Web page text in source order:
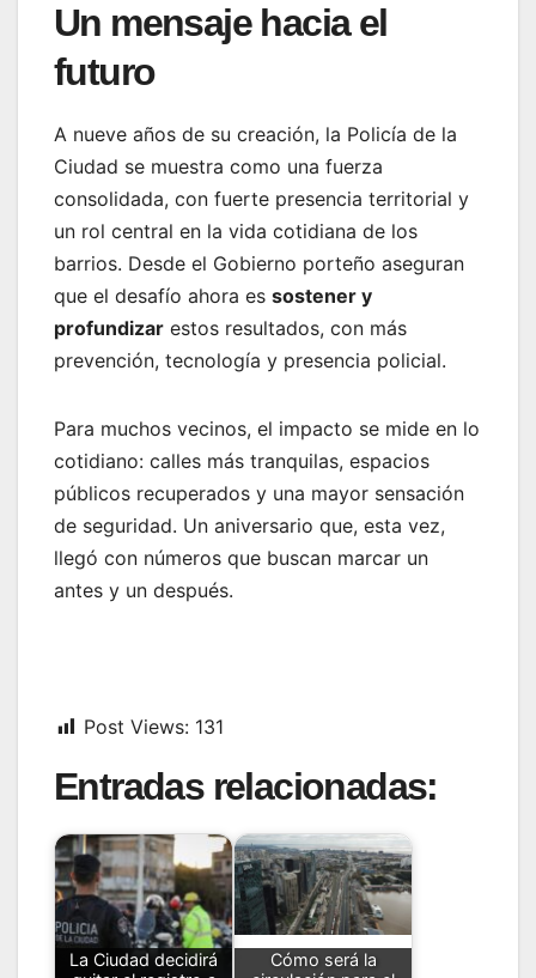
Un mensaje hacia el
futuro
A nueve años de su creación, la Policía de la
Ciudad se muestra como una fuerza
consolidada, con fuerte presencia territorial y
un rol central en la vida cotidiana de los
barrios. Desde el Gobierno porteño aseguran
que el desafío ahora es sostener y
profundizar estos resultados, con más
prevención, tecnología y presencia policial.
Para muchos vecinos, el impacto se mide en lo
cotidiano: calles más tranquilas, espacios
públicos recuperados y una mayor sensación
de seguridad. Un aniversario que, esta vez,
llegó con números que buscan marcar un
antes y un después.
Post Views: 131
Entradas relacionadas:
La Ciudad decidirá
Cómo será la